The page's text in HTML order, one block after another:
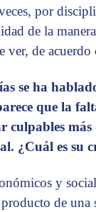
por
de la
de acuerdo
se ha
que la
culpables
¿Cuál es su
y
de una